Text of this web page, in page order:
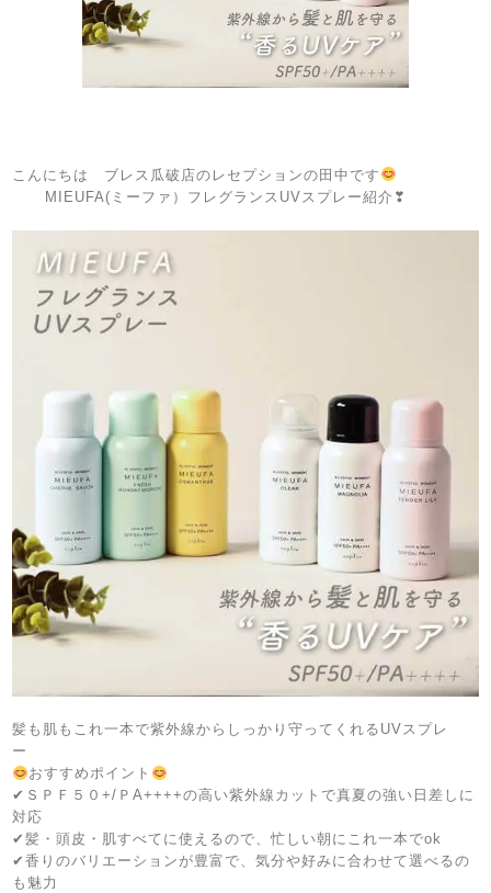
こんにちは ブレス瓜破店のレセプションの田中です
MIEUFA(ミーファ）フレグランスUVスプレー紹介❣
髪も肌もこれ一本で紫外線からしっかり守ってくれるUVスプレ
ー
おすすめポイント
✔ ＳＰＦ５０+/ＰA++++の高い紫外線カットで真夏の強い日差しに
対応
✔髪・頭皮・肌すべてに使えるので、忙しい朝にこれ一本でok
✔香りのバリエーションが豊富で、気分や好みに合わせて選べるの
も魅力